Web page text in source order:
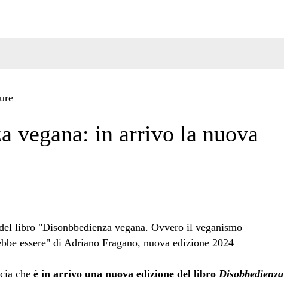
vegana: in arrivo la nuova
che è in arrivo una nuova edizione del libro Disobbedienza